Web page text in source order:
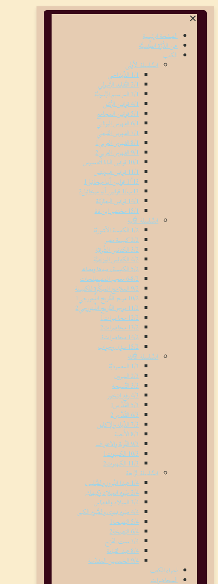
✕
الصفحة الرئيسية
عن الدُّرَّة الطَّقسيَّة
الكتب
السِّلسلة الأولى
1/1 الدِّيداخي
2/1 التَّقليد الرَّسولي
3/1 المراسيم الرَّسوليَّة
4/1 قوانين الرُّسُل
5/1 قوانين المجامع
6/1 الفهرس اليوناني
7/1 الفهرس القبطي
8/1 الفهرس العربي1
9/1 الفهرس العربي2
10/1 قوانين البابا أثناسيوس
11/1 قوانين هيبوليتس
13أ/1 قوانين أنبا ميخائيل1
13ب/1 قوانين أنبا ميخائيل2
14/1 قوانين البطاركة
15/1 مختصر ابن نانا
السِّلسلة الثَّانية
1/2 الكنيسة الآشوريَّة
2/2 كنيسة مصر
3/2 الكنائس الشَّرقيَّة
4/2 الكنائس البيزنطيَّة
5/2 الكنيسة، مبناها ومعناها
6-8/2 معجم المصطلحات
9/2 الملامح المبكِّرة للكنيسة
10/2 موجز التَّاريخ اللِّيتورجي1
11/2 موجز التَّاريخ اللِّيتورجي2
12/2 محاضرات1
13/2 محاضرات2
14/2 محاضرات3
15/2 سؤال وجواب
السِّلسلة الثَّالثة
1/3 المعموديَّة
2/3 الميرون
3/3 التَّسبحة
4/3 رفع البَخور
5/3 القُدَّاس1
6/3 القُدَّاس2
7/3 الدِّبلة والإكليل
8/3 الأجبية
9/3 التَّوبة والاعتراف
10/3 الكهنوت1
11/3 الكهنوت2
السِّلسلة الرَّابعة
1/4 عيدا النَّيروز والصَّليب
2/4 صَوم الميلاد وكيهك
3/4 الميلاد والغطاس
4/4 صَوم نينوى والصَّوم الكبير
5/4 البَصخة1
6/4 البَصخة2
7/4 سبت الفَرَح
8/4 عيد القيامة
9/4 الخمسين المقدَّسة
لشراء الكتب
المحاضرات